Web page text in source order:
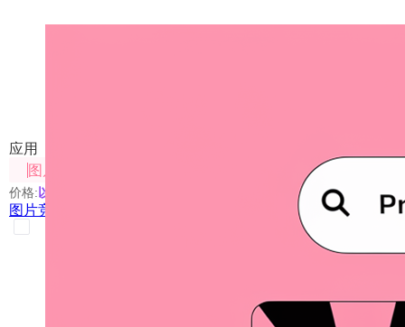
应用
图片处理
价格: 以具体使用的模型为准
图片竞技场